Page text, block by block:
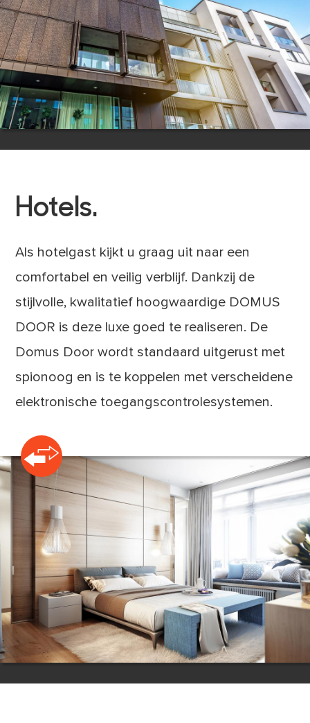
Hotels.
Als hotelgast kijkt u graag uit naar een
comfortabel en veilig verblijf. Dankzij de
stijlvolle, kwalitatief hoogwaardige DOMUS
DOOR is deze luxe goed te realiseren. De
Domus Door wordt standaard uitgerust met
spionoog en is te koppelen met verscheidene
elektronische toegangscontrolesystemen.